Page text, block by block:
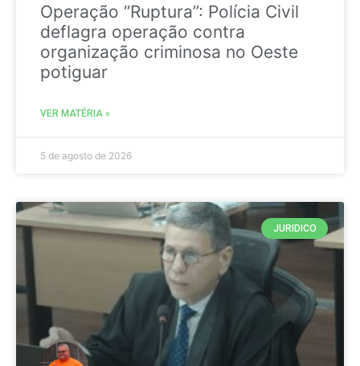
Operação “Ruptura”: Polícia Civil
deflagra operação contra
organização criminosa no Oeste
potiguar
VER MATÉRIA »
5 de agosto de 2026
JURIDICO